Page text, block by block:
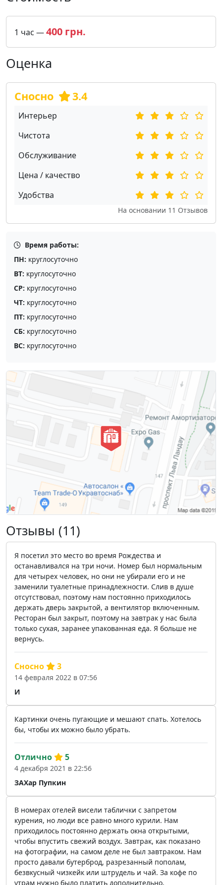
1 час —400 грн.
Оценка
Сносно 3.4
Интерьер
Чистота
Обслуживание
Цена / качество
Удобства
На основании 11 Отзывов
Время работы:
ПН: круглосуточно
ВТ: круглосуточно
СР: круглосуточно
ЧТ: круглосуточно
ПТ: круглосуточно
СБ: круглосуточно
ВС: круглосуточно
Отзывы (11)
Я посетил это место во время Рождества и
останавливался на три ночи. Номер был нормальным
для четырех человек, но они не убирали его и не
заменили туалетные принадлежности. Слив в душе
отсутствовал, поэтому нам постоянно приходилось
держать дверь закрытой, а вентилятор включенным.
Ресторан был закрыт, поэтому на завтрак у нас была
только сухая, заранее упакованная еда. Я больше не
вернусь.
И
Сносно 3
14 февраля 2022 в 07:56
Картинки очень пугающие и мешают спать. Хотелось
бы, чтобы их можно было убрать.
ЗАХар Пупкин
Отлично 5
4 декабря 2021 в 22:56
В номерах отелей висели таблички с запретом
курения, но люди все равно много курили. Нам
приходилось постоянно держать окна открытыми,
чтобы впустить свежий воздух. Завтрак, как показано
на фотографии, на самом деле не был завтраком. Нам
просто давали бутерброд, разрезанный пополам,
безвкусный чизкейк или штрудель и чай. За кофе по
утрам нужно было платить дополнительно.